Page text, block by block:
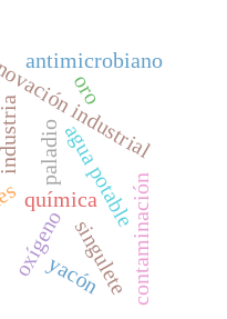
química
paladio industrial
agua potablecontaminación
oxígenosingulete
yacón
antimicrobiano
industria
oro